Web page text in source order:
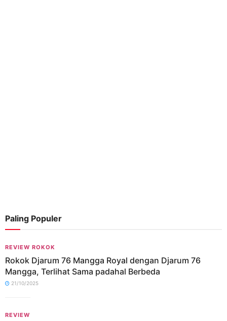
Paling Populer
REVIEW ROKOK
Rokok Djarum 76 Mangga Royal dengan Djarum 76
Mangga, Terlihat Sama padahal Berbeda
21/10/2025
REVIEW